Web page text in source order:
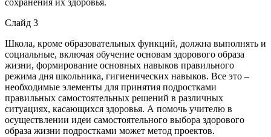
сохранения их здоровья.
Слайд 3
Школа, кроме образовательных функций, должна выполнять и
социальные, включая обучение основам здорового образа
жизни, формирование основных навыков правильного
режима дня школьника, гигиенических навыков. Все это –
необходимые элементы для принятия подростками
правильных самостоятельных решений в различных
ситуациях, касающихся здоровья. А помочь учителю в
осуществлении идеи самостоятельного выбора здорового
образа жизни подростками может метод проектов.